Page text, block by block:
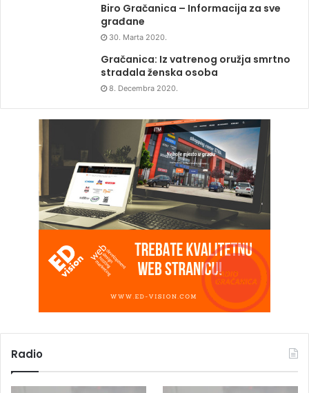
Biro Gračanica – Informacija za sve
građane
30. Marta 2020.
Gračanica: Iz vatrenog oružja smrtno
stradala ženska osoba
8. Decembra 2020.
Radio